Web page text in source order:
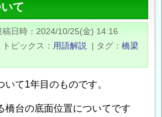
て
稿日時
2024/10/25(金) 14:16
トピックス 用語解説 | タグ
橋梁
いて1年目のものです。
橋台の底面位置についてです